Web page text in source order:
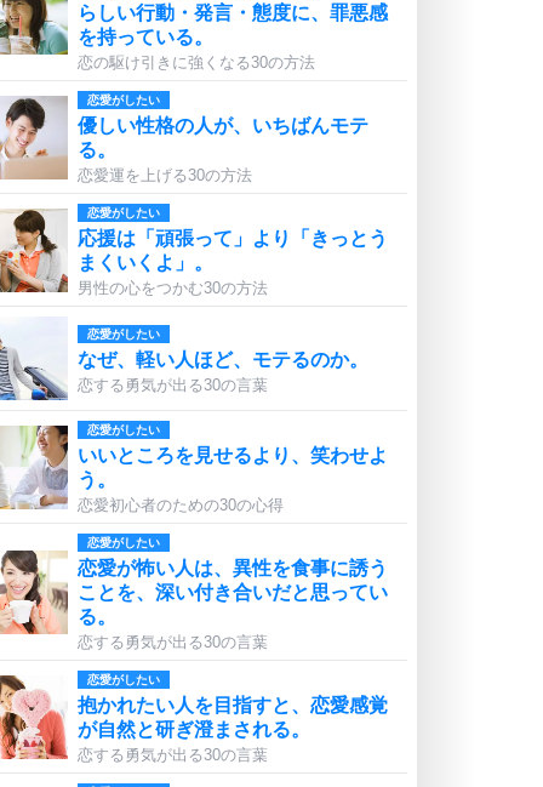
らしい行動・発言・態度に、罪悪感
を持っている。
恋の駆け引きに強くなる30の方法
恋愛がしたい
優しい性格の人が、いちばんモテ
る。
恋愛運を上げる30の方法
恋愛がしたい
応援は「頑張って」より「きっとう
まくいくよ」。
男性の心をつかむ30の方法
恋愛がしたい
なぜ、軽い人ほど、モテるのか。
恋する勇気が出る30の言葉
恋愛がしたい
いいところを見せるより、笑わせよ
う。
恋愛初心者のための30の心得
恋愛がしたい
恋愛が怖い人は、異性を食事に誘う
ことを、深い付き合いだと思ってい
る。
恋する勇気が出る30の言葉
恋愛がしたい
抱かれたい人を目指すと、恋愛感覚
が自然と研ぎ澄まされる。
恋する勇気が出る30の言葉